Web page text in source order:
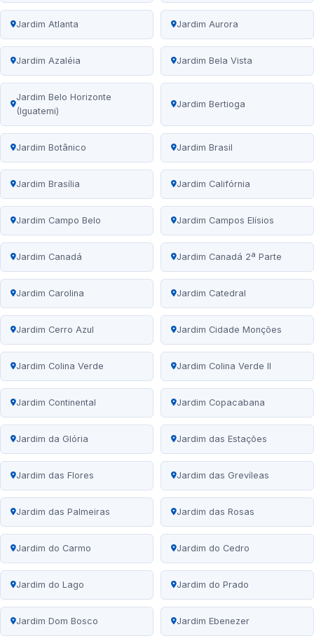
Jardim Atlanta Jardim Aurora
Jardim Azaléia Jardim Bela Vista
Jardim Belo Horizonte
(Iguatemi)
Jardim Bertioga
Jardim Botânico Jardim Brasil
Jardim Brasília Jardim Califórnia
Jardim Campo Belo Jardim Campos Elísios
Jardim Canadá Jardim Canadá 2ª Parte
Jardim Carolina Jardim Catedral
Jardim Cerro Azul Jardim Cidade Monções
Jardim Colina Verde Jardim Colina Verde II
Jardim Continental Jardim Copacabana
Jardim da Glória Jardim das Estações
Jardim das Flores Jardim das Grevíleas
Jardim das Palmeiras Jardim das Rosas
Jardim do Carmo Jardim do Cedro
Jardim do Lago Jardim do Prado
Jardim Dom Bosco Jardim Ebenezer